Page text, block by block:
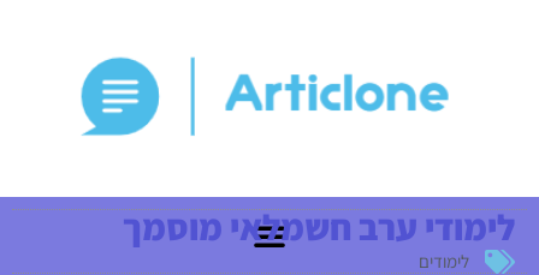
לימודי ערב חשמלאי מוסמך
לימודים